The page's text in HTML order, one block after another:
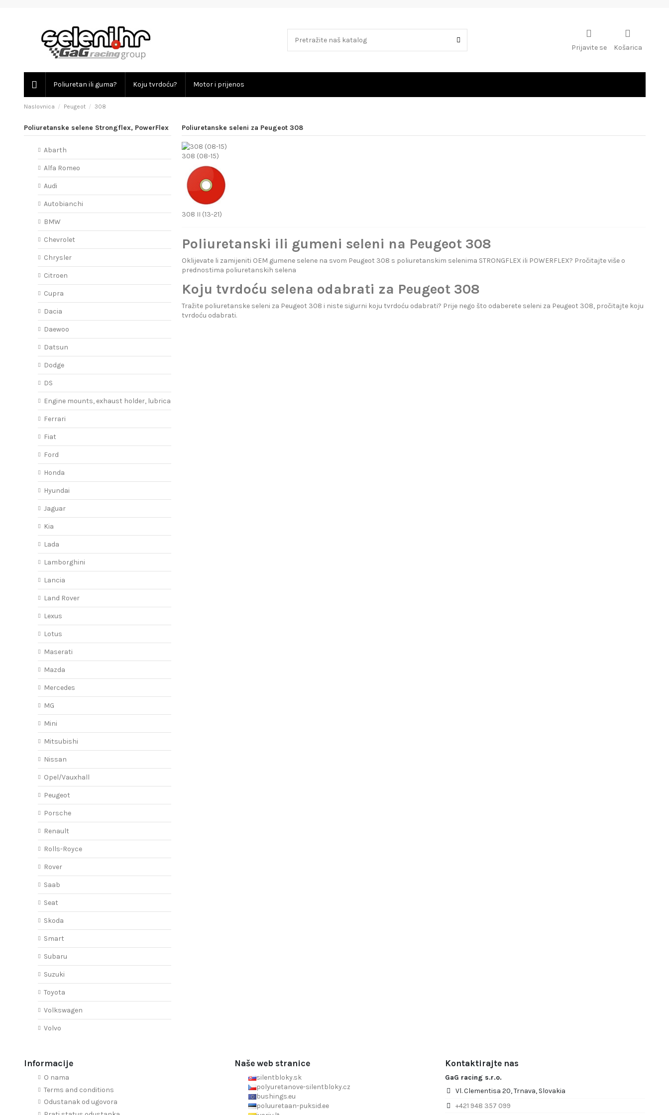
Prijavite se Košarica
Poliuretan ili guma? Koju tvrdoću? Motor i prijenos
Naslovnica Peugeot 308
Poliuretanske seleni za Peugeot 308
308 (08-15)
308 II (13-21)
Poliuretanski ili gumeni seleni na Peugeot 308
Oklijevate li zamijeniti OEM gumene selene na svom Peugeot 308 s poliuretanskim selenima STRONGFLEX ili POWERFLEX? Pročitajte više o
prednostima poliuretanskih selena
Koju tvrdoću selena odabrati za Peugeot 308
Tražite poliuretanske seleni za Peugeot 308 i niste sigurni koju tvrdoću odabrati? Prije nego što odaberete seleni za Peugeot 308, pročitajte koju
tvrdoću odabrati.
Poliuretanske selene Strongflex, PowerFlex
Abarth
Alfa Romeo
Audi
Autobianchi
BMW
Chevrolet
Chrysler
Citroen
Cupra
Dacia
Daewoo
Datsun
Dodge
DS
Engine mounts, exhaust holder, lubricant
Ferrari
Fiat
Ford
Honda
Hyundai
Jaguar
Kia
Lada
Lamborghini
Lancia
Land Rover
Lexus
Lotus
Maserati
Mazda
Mercedes
MG
Mini
Mitsubishi
Nissan
Opel/Vauxhall
Peugeot
Porsche
Renault
Rolls-Royce
Rover
Saab
Seat
Skoda
Smart
Subaru
Suzuki
Toyota
Volkswagen
Volvo
Informacije
O nama
Terms and conditions
Odustanak od ugovora
Naše web stranice
silentbloky.sk
polyuretanove-silentbloky.cz
bushings.eu
poluuretaan-puksid.ee
Kontaktirajte nas
GaG racing s.r.o.
Vl. Clementisa 20, Trnava, Slovakia
+421 948 357 099